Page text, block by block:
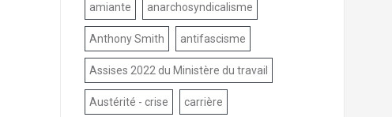
amiante anarchosyndicalisme
Anthony Smith antifascisme
Assises 2022 du Ministère du travail
Austérité - crise carrière